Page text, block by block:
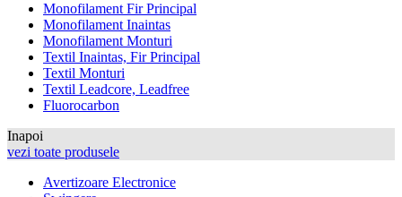
Monofilament Fir Principal
Monofilament Inaintas
Monofilament Monturi
Textil Inaintas, Fir Principal
Textil Monturi
Textil Leadcore, Leadfree
Fluorocarbon
Inapoi
vezi toate produsele
Avertizoare Electronice